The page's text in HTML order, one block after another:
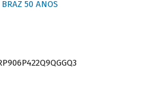
BRAZ 50 ANOS